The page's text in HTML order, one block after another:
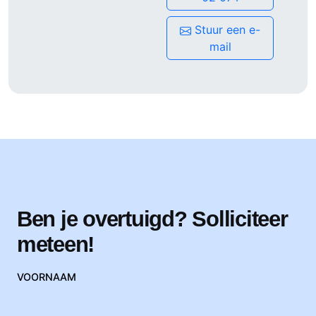
Ben je geïnteresseerd of heb je vragen? Neem dan contact
op met Carlos da Silva via c.dasilva@morgangreen.nl of
Stuur een e-
mail
Ben je overtuigd? Solliciteer
meteen!
VOORNAAM